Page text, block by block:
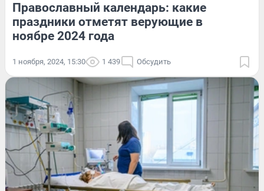
Православный календарь: какие
праздники отметят верующие в
ноябре 2024 года
1 ноября, 2024, 15:30 1 439 Обсудить